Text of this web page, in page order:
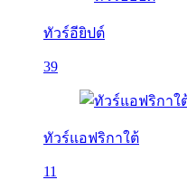
ทัวร์อียิปต์
39
ทัวร์แอฟริกาใต้
11